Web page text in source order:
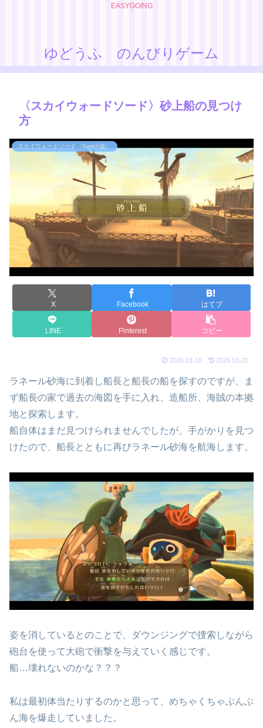
EASYGOING
ゆどうふ のんびりゲーム
〈スカイウォードソード〉砂上船の見つけ
方
スカイウォードソード〈Switch版〉
X Facebook はてブ
LINE Pinterest コピー
2026.03.18 2026.03.20
ラネール砂海に到着し船長と船長の船を探すのですが、ま
ず船長の家で過去の海図を手に入れ、造船所、海賊の本拠
地と探索します。
船自体はまだ見つけられませんでしたが、手がかりを見つ
けたので、船長とともに再びラネール砂海を航海します。
姿を消しているとのことで、ダウンジングで捜索しながら
砲台を使って大砲で衝撃を与えていく感じです。
船…壊れないのかな？？？
私は最初体当たりするのかと思って、めちゃくちゃぶんぶ
ん海を爆走していました。